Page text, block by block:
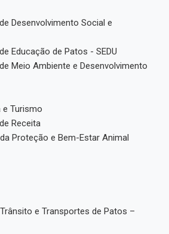
Desenvolvimento Social e
Educação de Patos - SEDU
Meio Ambiente e Desenvolvimento
e Turismo
Receita
Proteção e Bem-Estar Animal
e Transportes de Patos –